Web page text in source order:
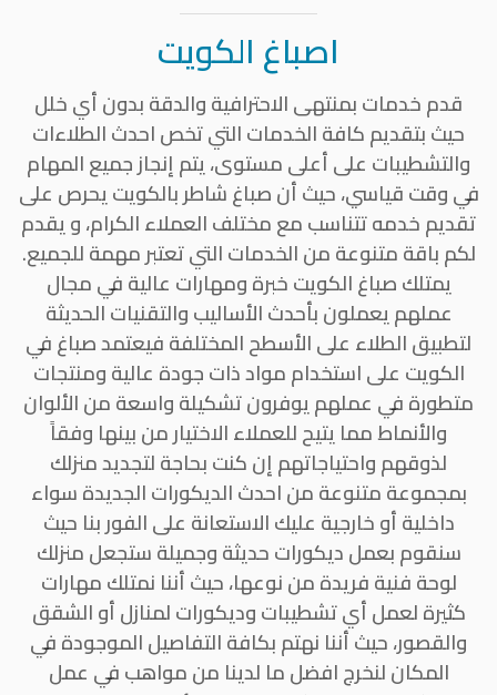
اصباغ الكويت
قدم خدمات بمنتهى الاحترافية والدقة بدون أي خلل
حيث بتقديم كافة الخدمات التي تخص احدث الطلاءات
والتشطيبات على أعلى مستوى، يتم إنجاز جميع المهام
في وقت قياسي، حيث أن صباغ شاطر بالكويت يحرص على
تقديم خدمه تتناسب مع مختلف العملاء الكرام، و يقدم
لكم باقة متنوعة من الخدمات التي تعتبر مهمة للجميع.
يمتلك صباغ الكويت خبرة ومهارات عالية في مجال
عملهم يعملون بأحدث الأساليب والتقنيات الحديثة
لتطبيق الطلاء على الأسطح المختلفة فيعتمد صباغ في
الكويت على استخدام مواد ذات جودة عالية ومنتجات
متطورة في عملهم يوفرون تشكيلة واسعة من الألوان
والأنماط مما يتيح للعملاء الاختيار من بينها وفقاً
لذوقهم واحتياجاتهم إن كنت بحاجة لتجديد منزلك
بمجموعة متنوعة من احدث الديكورات الجديدة سواء
داخلية أو خارجية عليك الاستعانة على الفور بنا حيث
سنقوم بعمل ديكورات حديثة وجميلة ستجعل منزلك
لوحة فنية فريدة من نوعها، حيث أننا نمتلك مهارات
كثيرة لعمل أي تشطيبات وديكورات لمنازل أو الشقق
والقصور، حيث أننا نهتم بكافة التفاصيل الموجودة في
المكان لنخرج افضل ما لدينا من مواهب في عمل